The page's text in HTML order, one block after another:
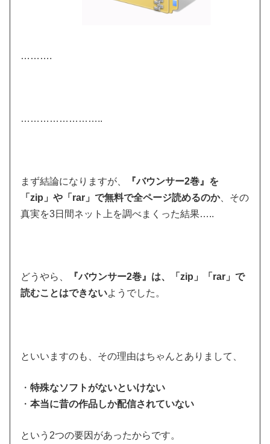
……….
……………………..
まず結論になりますが、
『バウンサー2巻』を
「zip」や「rar」で無料で全ページ読めるのか、その
真実を3日間ネット上を調べまくった結果…..
どうやら、
『バウンサー2巻』は、「zip」「rar」で
読むことはできないようでした。
といいますのも、その理由はちゃんとありまして、
・特殊なソフトがないといけない
・本当に昔の作品しか配信されていない
という2つの要因があったからです。